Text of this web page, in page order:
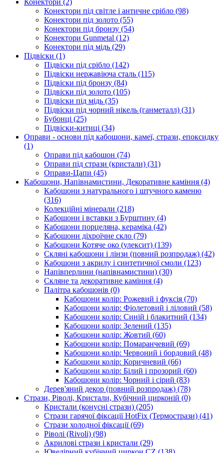
Конектори (2)
Конектори під світле і античне срібло (98)
Конектори під золото (55)
Конектори під бронзу (54)
Конектори Gunmetal (12)
Конектори під мідь (29)
Підвіски (1)
Підвіски під срібло (142)
Підвіски нержавіюча сталь (115)
Підвіски під бронзу (84)
Підвіски під золото (105)
Підвіски під мідь (35)
Підвіски під чорний нікель (ганметалл) (31)
Бубонці (25)
Підвіски-китиці (34)
Оправи - основи під кабошони, камеї, стрази, епоксидку
(1)
Оправи під кабошон (74)
Оправи під стрази (кристали) (31)
Оправи-Цапи (45)
Кабошони, Напівнамистини, Декоративне каміння (4)
Кабошони з натурального і штучного каменю
(316)
Колекційні мінерали (218)
Кабошони і вставки з Бурштину (4)
Кабошони порцеляна, кераміка (42)
Кабошони діхроїчне скло (79)
Кабошони Котяче око (улексит) (139)
Скляні кабошони і лінзи (повний розпродаж) (42)
Кабошони з акрилу і синтетичної смоли (123)
Напівперлини (напівнамистини) (30)
Скляне та декоративне каміння (4)
Палітра кабошонів (0)
Кабошони колір: Рожевий і фуксія (70)
Кабошони колір: Фіолетовий і ліловий (58)
Кабошони колір: Синій і блакитний (134)
Кабошони колір: Зелений (135)
Кабошони колір: Жовтий (60)
Кабошони колір: Помаранчевий (69)
Кабошони колір: Червоний і бордовий (48)
Кабошони колір: Коричневий (66)
Кабошони колір: Білий і прозорий (60)
Кабошони колір: Чорний і сірий (83)
Дерев'яний декор (повний розпродаж) (78)
Стрази, Ріволі, Кристали, Кубічний цирконій (0)
Кристали (конусні стрази) (205)
Стрази гарячої фіксації HotFix (Термострази) (41)
Стрази холодної фіксації(69)
Ріволі (Rivoli) (98)
Акрилові стрази і кристали (29)